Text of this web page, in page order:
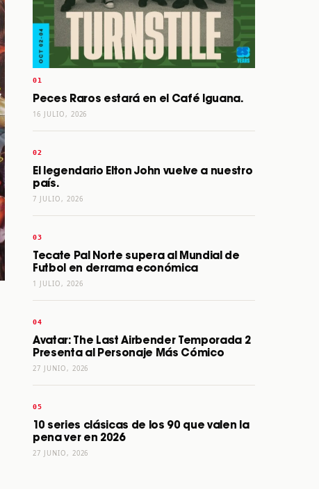
Peces Raros estará en el Café Iguana.
16 JULIO, 2026
El legendario Elton John vuelve a nuestro
país.
7 JULIO, 2026
Tecate Pal Norte supera al Mundial de
Futbol en derrama económica
1 JULIO, 2026
Avatar: The Last Airbender Temporada 2
Presenta al Personaje Más Cómico
27 JUNIO, 2026
10 series clásicas de los 90 que valen la
pena ver en 2026
27 JUNIO, 2026